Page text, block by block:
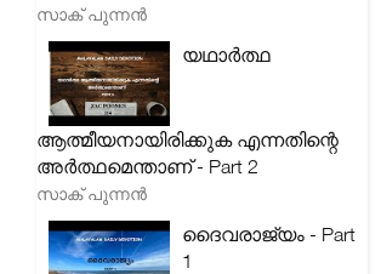
സാക് പുന്നൻ
യഥാർത്ഥ
ആത്മീയനായിരിക്കുക എന്നതിന്റെ
അർത്ഥമെന്താണ് - Part 2
സാക് പുന്നൻ
ദൈവരാജ്യം - Part
1